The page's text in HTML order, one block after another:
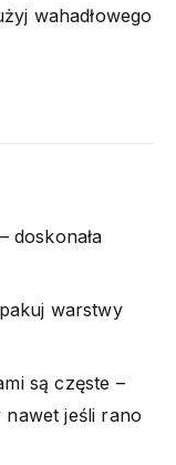
wahadłowego
doskonała
warstwy
są częste –
jeśli rano